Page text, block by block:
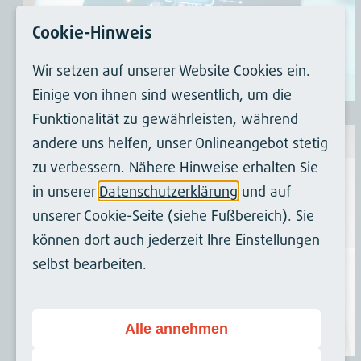
Hände, die auf einem Laptop tippen, der ein digitales
"KI"-Symbol mit technologie- und KI-bezogenen
Symbolen um sich herum zeigt.
Cookie-Hinweis
Wir setzen auf unserer Website Cookies ein.
Einige von ihnen sind wesentlich, um die
Funktionalität zu gewährleisten, während
andere uns helfen, unser Onlineangebot stetig
zu verbessern. Nähere Hinweise erhalten Sie
in unserer Datenschutzerklärung und auf
unserer Cookie-Seite (siehe Fußbereich). Sie
können dort auch jederzeit Ihre Einstellungen
selbst bearbeiten.
Alle annehmen